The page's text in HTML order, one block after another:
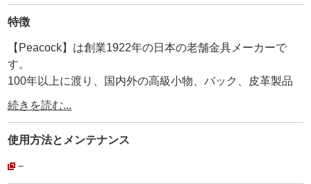
特徴
【Peacock】は創業1922年の日本の老舗金具メーカーで
す。
100年以上に渡り、国内外の高級小物、バック、皮革製品
に使用され続けています。
その為、耐久性、品質は折り紙付きです。
弊社が【工具の設計を合わせているメーカー】ですので、
【打棒と金具が合わないトラブル】がありません。
安心してご利用頂けます。
・
続きを読む...
使用方法と メンテナンス
－